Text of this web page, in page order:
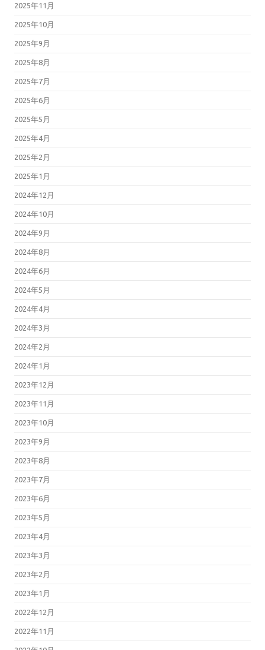
2025年11月
2025年10月
2025年9月
2025年8月
2025年7月
2025年6月
2025年5月
2025年4月
2025年2月
2025年1月
2024年12月
2024年10月
2024年9月
2024年8月
2024年6月
2024年5月
2024年4月
2024年3月
2024年2月
2024年1月
2023年12月
2023年11月
2023年10月
2023年9月
2023年8月
2023年7月
2023年6月
2023年5月
2023年4月
2023年3月
2023年2月
2023年1月
2022年12月
2022年11月